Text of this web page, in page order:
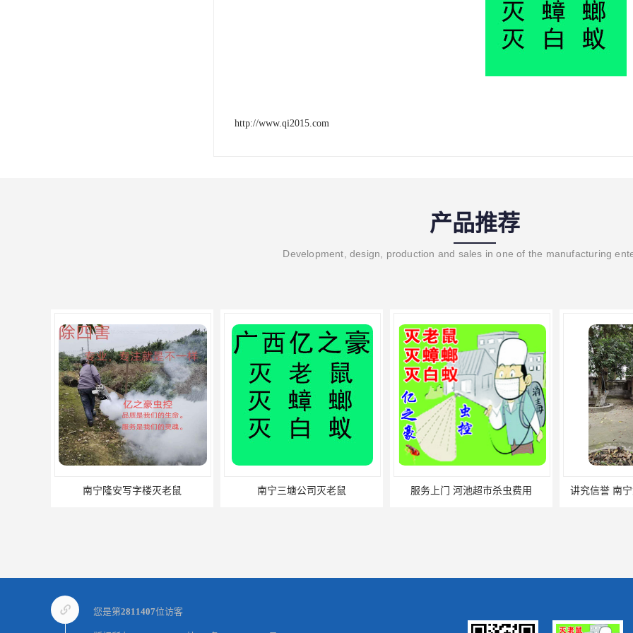
http://www.qi2015.com
产品推荐
Development, design, production and sales in one of the manufacturing
南宁隆安写字楼灭老鼠 南宁三塘公司灭老鼠 服务上门 河池超市杀虫费用 讲究信誉 南
您是第2811407位访客